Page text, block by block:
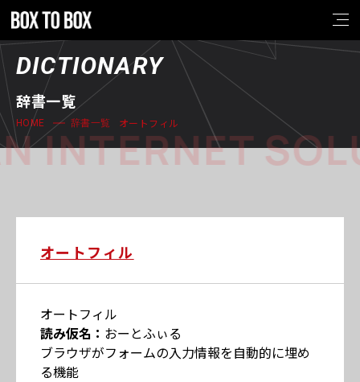
DICTIONARY
辞書一覧
HOME 辞書一覧 オートフィル
INTERNET
オートフィル
オートフィル
読み仮名： おーとふぃる
ブラウザがフォームの入力情報を自動的に埋め
る機能